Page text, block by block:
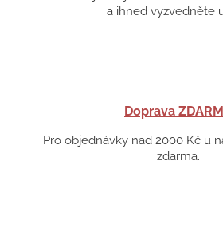
a ihned vyzvedněte
Doprava
Pro objednávky nad 2000 Kč u
zdarma.